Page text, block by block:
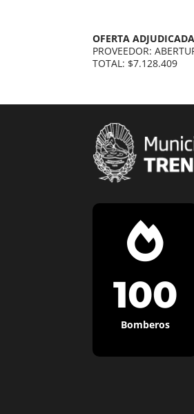
OFERTA ADJUDICADA
PROVEEDOR:
TOTAL: $7.128.409

100
Bomberos